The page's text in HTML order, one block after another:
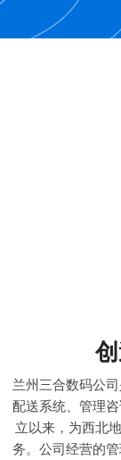
兰州三合数码公
配送系统、管理
立以来，为西北
务。公司经营的